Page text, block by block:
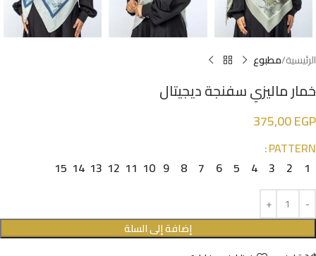
الرئيسية مطبوع
خمار ماليزي سفنجة ديجيتال
375,00EGP
PATTERN
1
2
3
4
5
6
7
8
9
10
11
12
13
14
15
إضافة إلى السلة